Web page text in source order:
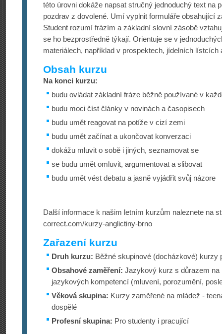
této úrovni dokáže napsat stručný jednoduchý text na
pozdrav z dovolené. Umí vyplnit formuláře obsahující
Student rozumí frázím a základní slovní zásobě
se ho bezprostředně týkají. Orientuje se v
materiálech, například v prospektech, jídelních lístcích
Obsah kurzu
Na konci kurzu:
budu ovládat základní fráze běžně používané v
budu moci číst články v novinách a časopisech
budu umět reagovat na potíže v cizí zemi
budu umět začínat a ukončovat konverzaci
dokážu mluvit o sobě i jiných, seznamovat se
se budu umět omluvit, argumentovat a slibovat
budu umět vést debatu a jasně vyjádřit svůj názore
Další informace k našim letním kurzům naleznete na
correct.com/kurzy-anglictiny-brno
Zařazení kurzu
Druh kurzu: Běžné skupinové (docházkové) kurzy
Obsahové zaměření: Jazykový kurz s důrazem
jazykových kompetencí (mluvení, porozumění,
Věková skupina: Kurzy zaměřené na mládež -
dospělé
Profesní skupina: Pro studenty i pracující